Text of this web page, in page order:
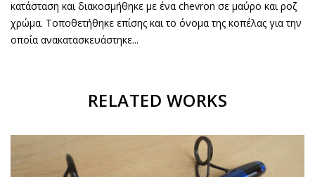
κατάσταση και διακοσμήθηκε με ένα chevron σε μαύρο και ροζ
χρώμα. Τοποθετήθηκε επίσης και το όνομα της κοπέλας για την
οποία ανακατασκευάστηκε...
RELATED WORKS